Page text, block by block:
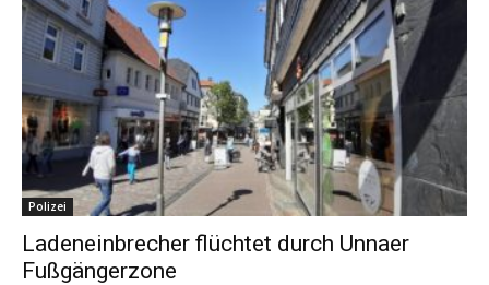
Polizei
Ladeneinbrecher flüchtet durch Unnaer
Fußgängerzone